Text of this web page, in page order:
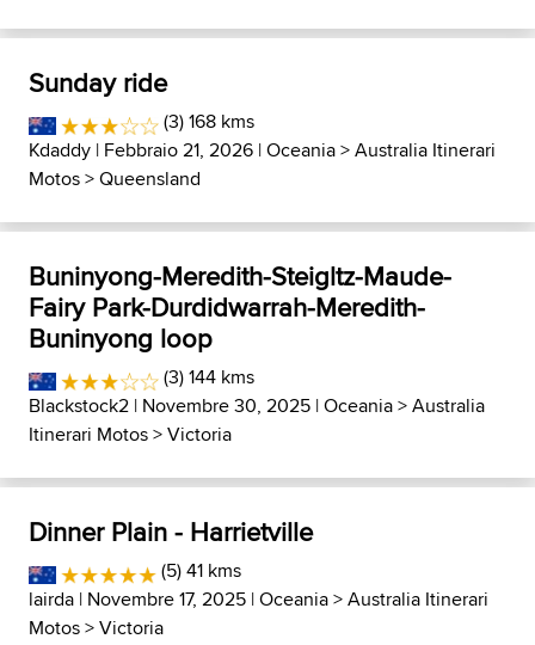
Sunday ride
(3) 168 kms
Kdaddy | Febbraio 21, 2026 |Oceania>Australia Itinerari
Motos>Queensland
Buninyong-Meredith-Steigltz-Maude-
Fairy Park-Durdidwarrah-Meredith-
Buninyong loop
(3) 144 kms
Blackstock2 | Novembre 30, 2025 |Oceania>Australia
Itinerari Motos>Victoria
Dinner Plain - Harrietville
(5) 41 kms
lairda | Novembre 17, 2025 |Oceania>Australia Itinerari
Motos>Victoria